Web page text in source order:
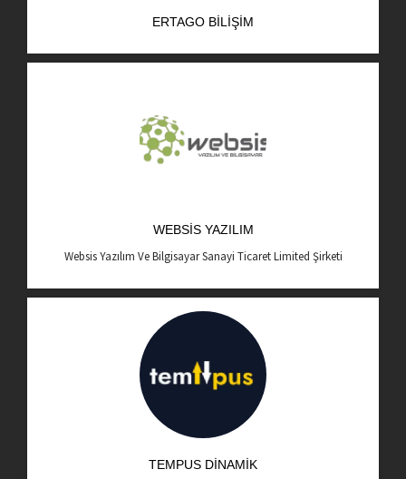
ERTAGO BILIŞIM
WEBSIS YAZILIM
Websis Yazılım Ve Bilgisayar Sanayi Ticaret Limited Şirketi
TEMPUS DINAMIK